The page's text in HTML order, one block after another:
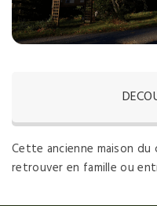
Cette ancienne maison
retrouver en famille ou